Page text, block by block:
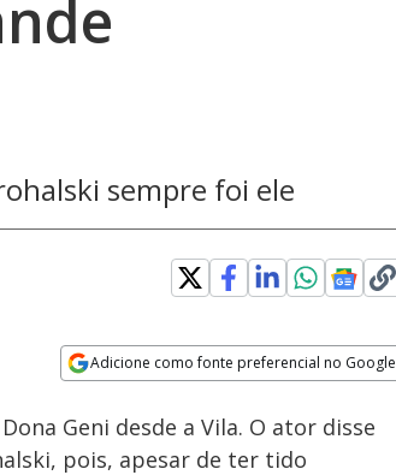
sempre foi ele
Adicione como fonte preferencial no Google
Velocidade
Geni desde a Vila. O ator disse
pois, apesar de ter tido